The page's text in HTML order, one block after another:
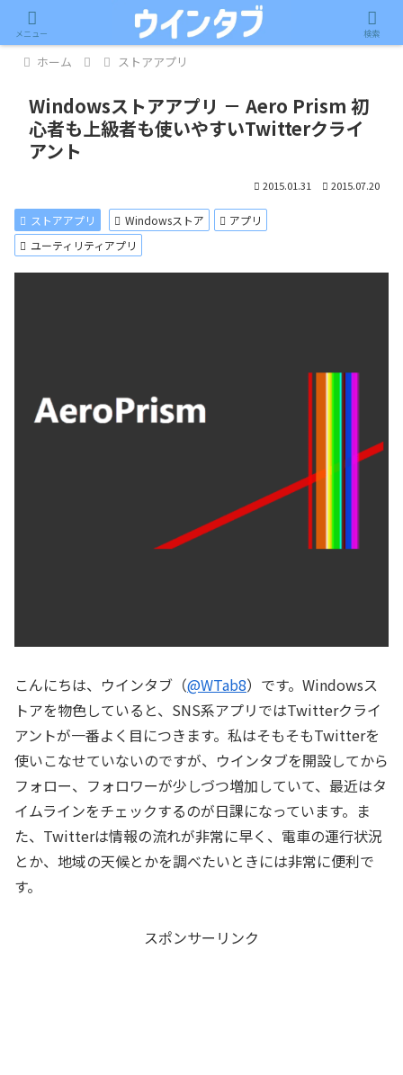
記事内に広告が含まれています。
ホーム ストアアプリ
Windowsストアアプリ － Aero Prism 初
心者も上級者も使いやすいTwitterクライ
アント
2015.01.31 2015.07.20
ストアアプリ Windowsストア
アプリ
ユーティリティアプリ
こんにちは、ウインタブ（@WTab8）です。Windowsス
トアを物色していると、SNS系アプリではTwitterクライ
アントが一番よく目につきます。私はそもそもTwitterを
使いこなせていないのですが、ウインタブを開設してから
フォロー、フォロワーが少しづつ増加していて、最近はタ
イムラインをチェックするのが日課になっています。ま
た、Twitterは情報の流れが非常に早く、電車の運行状況
とか、地域の天候とかを調べたいときには非常に便利で
す。
スポンサーリンク
メニュー 検索